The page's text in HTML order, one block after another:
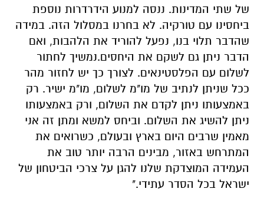
של שתי המדינות. ננסה למנוע הידרדרות נוספת
ביחסינו עם טורקיה. לא בחרנו במסלול הזה. במידה
שהדבר תלוי בנו, נפעל להוריד את הלהבות, ואם
הדבר ניתן גם לשקם את היחסים.נמשיך לחתור
לשלום עם הפלסטינאים. לצורך כך יש לחזור מהר
ככל שניתן לנתיב של מו"מ לשלום, מו"מ ישיר. רק
באמצעותו ניתן לקדם את השלום, ורק באמצעותו
ניתן להשיג את השלום. וביחס למשא ומתן זה אני
מאמין שרבים היום בארץ ובעולם, כשרואים את
המתרחש באזור, מבינים הרבה יותר טוב את
העמידה המוצדקת שלנו להגן על צרכי הביטחון של
ישראל בכל הסדר עתידי."